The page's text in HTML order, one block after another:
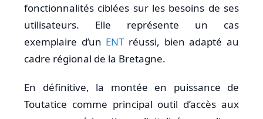
fonctionnalités ciblées sur les besoins de ses
utilisateurs. Elle représente un cas
exemplaire d’un ENTréussi, bien adapté au
cadre régional de la Bretagne.
En définitive, la montée en puissance de
Toutatice comme principal outil d’accès aux